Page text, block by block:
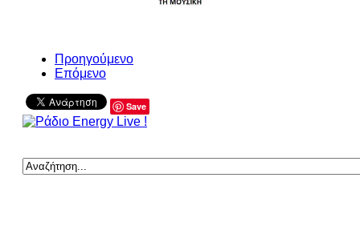
Προηγούμενο
Επόμενο
Save